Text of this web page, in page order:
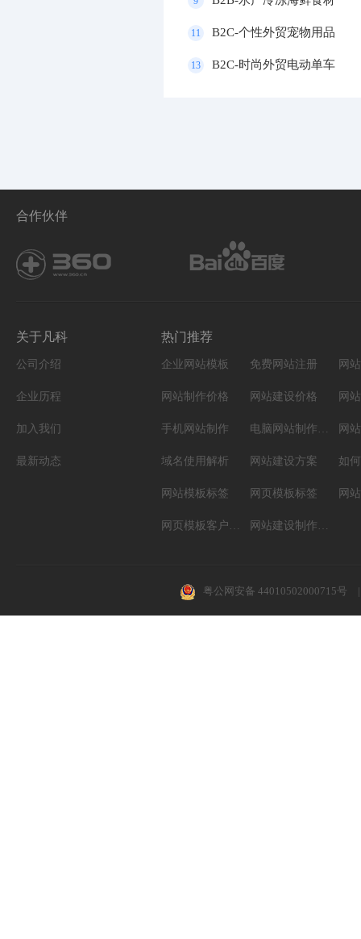
11 B2C-个性外贸宠物用品
13 B2C-时尚外贸电动单车
合作伙伴
关于凡科
公司介绍
企业历程
加入我们
最新动态
热门推荐
企业网站模板 免费网站注册 网
网站制作价格 网站建设价格 网
手机网站制作 电脑网站制作设计 网
域名使用解析 网站建设方案 如
网站模板标签 网页模板标签
网页模板客户案例 网站建设制作知识
粤公网安备 44010502000715号 |